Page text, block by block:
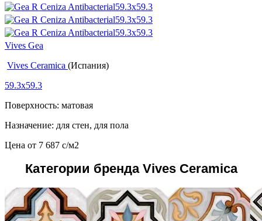
Vives Gea
Vives Ceramica (Испания)
59.3x59.3
Поверхность: матовая
Назначение: для стен, для пола
Цена от 7 687 c/м2
Категории бренда Vives Ceramica